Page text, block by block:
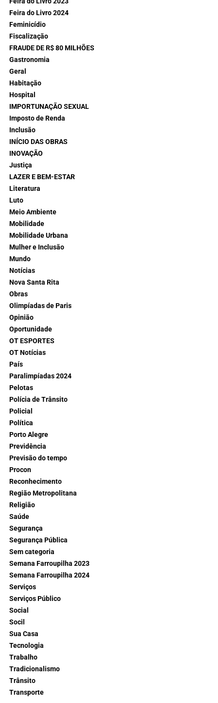
Feira do Livro 2024
Feminicídio
Fiscalização
FRAUDE DE R$ 80 MILHÕES
Gastronomia
Geral
Habitação
Hospital
IMPORTUNAÇÃO SEXUAL
Imposto de Renda
Inclusão
INÍCIO DAS OBRAS
INOVAÇÃO
Justiça
LAZER E BEM-ESTAR
Literatura
Luto
Meio Ambiente
Mobilidade
Mobilidade Urbana
Mulher e Inclusão
Mundo
Notícias
Nova Santa Rita
Obras
Olimpíadas de Paris
Opinião
Oportunidade
OT ESPORTES
OT Notícias
País
Paralimpíadas 2024
Pelotas
Polícia de Trânsito
Policial
Política
Porto Alegre
Previdência
Previsão do tempo
Procon
Reconhecimento
Região Metropolitana
Religião
Saúde
Segurança
Segurança Pública
Sem categoria
Semana Farroupilha 2023
Semana Farroupilha 2024
Serviços
Serviços Público
Social
Socil
Sua Casa
Tecnologia
Trabalho
Tradicionalismo
Trânsito
Transporte